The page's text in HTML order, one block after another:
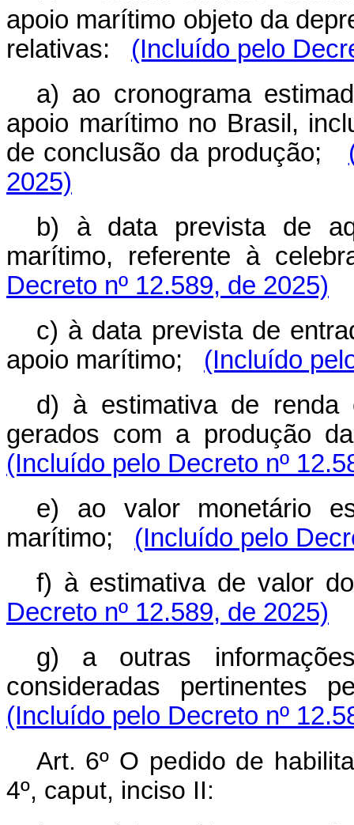
apoio marítimo objeto da
relativas:
(Incluído pelo
a) ao cronograma
apoio marítimo no Brasil,
de conclusão da produção;
2025)
b) à data prevista de
marítimo, referente à
Decreto nº 12.589, de 2025)
c) à data prevista de
apoio marítimo;
(Incluído
d) à estimativa de renda
gerados com a produção
(Incluído pelo Decreto nº
e) ao valor monetário
marítimo;
(Incluído pelo
f) à estimativa de valor
Decreto nº 12.589, de 2025)
g) a outras
consideradas pertinentes
(Incluído pelo Decreto nº
Art. 6º O pedido de
4º, caput, inciso II: